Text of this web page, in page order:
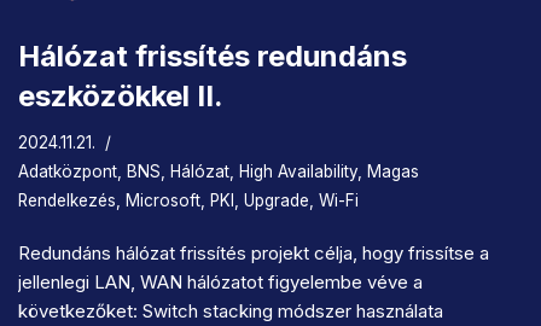
Hálózat frissítés redundáns
eszközökkel II.
2024.11.21.
Adatközpont
BNS Hálózat High Availability
Magas
Rendelkezés
Microsoft PKI Upgrade Wi-Fi
Redundáns hálózat frissítés projekt célja, hogy frissítse a
jellenlegi LAN, WAN hálózatot figyelembe véve a
következőket: Switch stacking módszer használata